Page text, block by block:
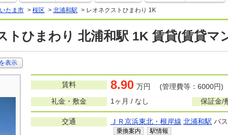
たま市 > 桜区 > 北浦和駅 > レオネクストひまわり 1K
トひまわり 北浦和駅 1K 賃貸(賃貸マ
表示
賃料 8.90 万円 (管理費等：6000円)
礼金・敷金
1ヶ月 / なし 保証金/
交通 ＪＲ京浜東北・根岸線 北浦和駅 バ
乗換案内 駅情報